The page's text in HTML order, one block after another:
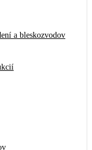
a bleskozvodov